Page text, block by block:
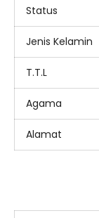
Status
Jenis Kelamin
T.T.L
Agama
Alamat